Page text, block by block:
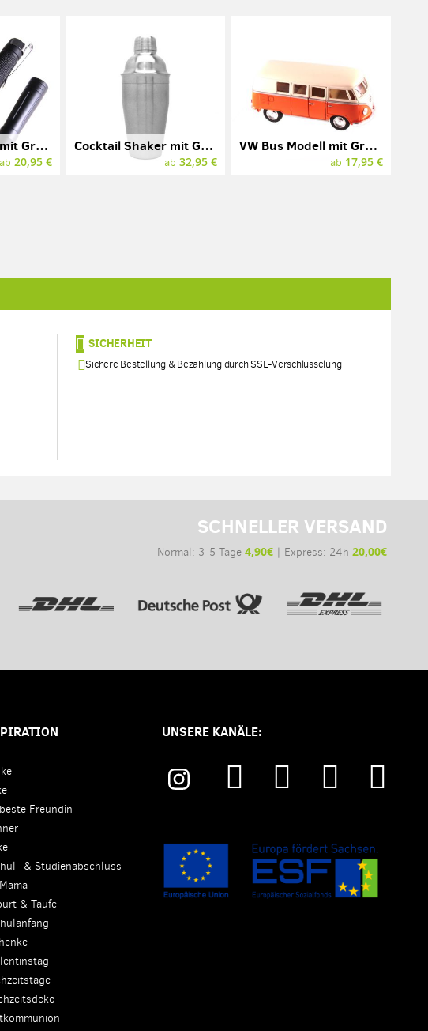
4 in 1 Multitool mit Gravur, Aluminium
ab 20,95 €
Cocktail Shaker mit Gravur, LEOPOLD VIENNA, Edelstahl
ab 32,95 €
VW Bus Modell mit Gravur, Bulli, diverse Farben
ab 17,95 €
SICHERHEIT
Sichere Bestellung & Bezahlung durch SSL-Verschlüsselung
SCHNELLER VERSAND
Normal: 3-5 Tage 4,90€| Express: 24h 20,00€
Freundin
& Studienabschluss
& Taufe
UNSERE KANÄLE: